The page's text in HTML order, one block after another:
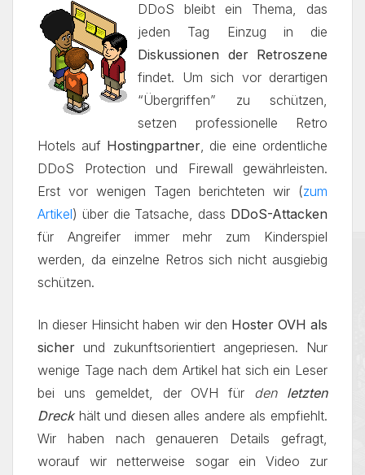
DDoS bleibt ein Thema, das
jeden Tag Einzug in die
Diskussionen der Retroszene
findet. Um sich vor derartigen
“Übergriffen” zu schützen,
setzen professionelle Retro
Hotels auf Hostingpartner, die eine ordentliche
DDoS Protection und Firewall gewährleisten.
Erst vor wenigen Tagen berichteten wir (zum
Artikel) über die Tatsache, dass DDoS-Attacken
für Angreifer immer mehr zum Kinderspiel
werden, da einzelne Retros sich nicht ausgiebig
schützen.
In dieser Hinsicht haben wir den Hoster OVH als
sicher und zukunftsorientiert angepriesen. Nur
wenige Tage nach dem Artikel hat sich ein Leser
bei uns gemeldet, der OVH für den letzten
Dreckhält und diesen alles andere als empfiehlt.
Wir haben nach genaueren Details gefragt,
worauf wir netterweise sogar ein Video zur